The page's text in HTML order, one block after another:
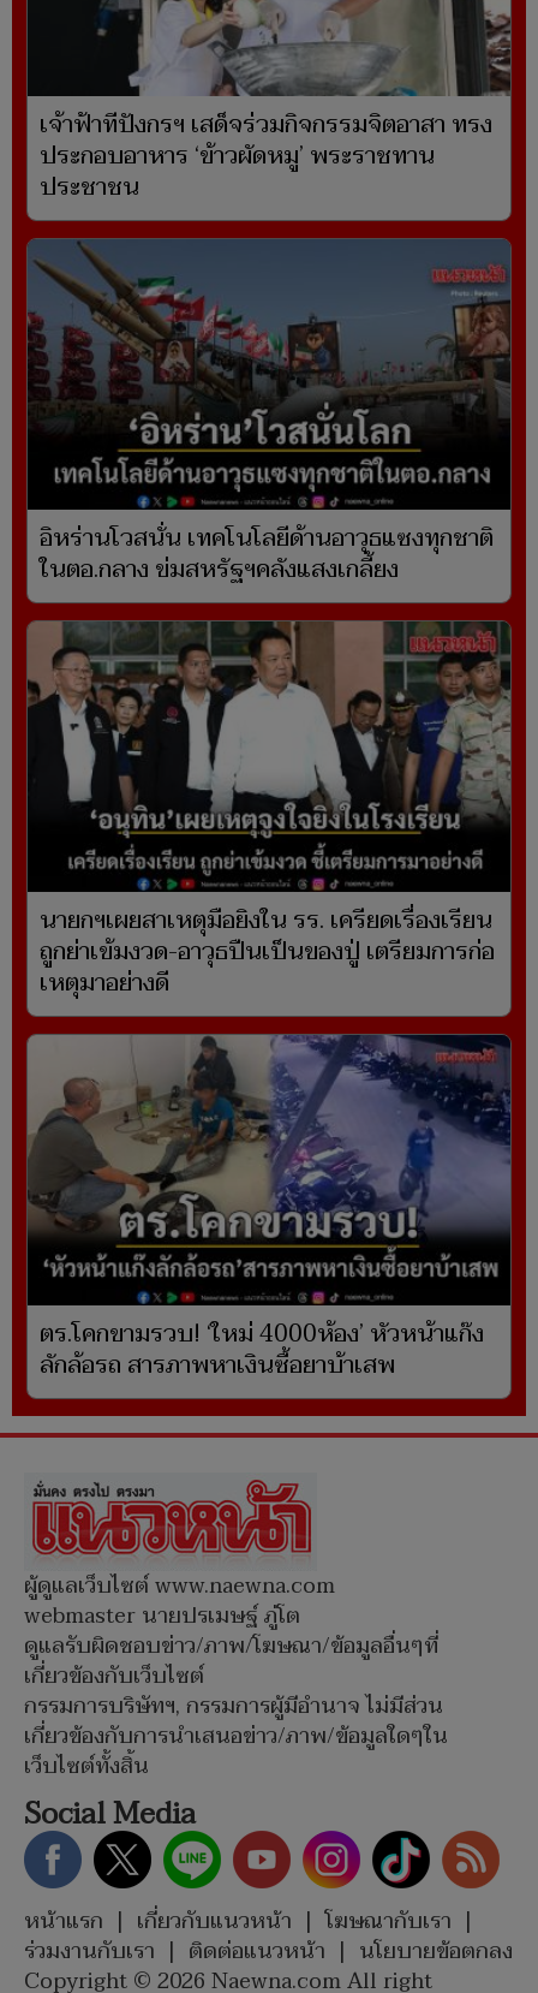
เจ้าฟ้าทีปังกรฯ เสด็จร่วมกิจกรรมจิตอาสา ทรง
ประกอบอาหาร ‘ข้าวผัดหมู’ พระราชทาน
ประชาชน
อิหร่านโวสนั่น เทคโนโลยีด้านอาวุธแซงทุกชาติ
ในตอ.กลาง ข่มสหรัฐฯคลังแสงเกลี้ยง
นายกฯเผยสาเหตุมือยิงใน รร. เครียดเรื่องเรียน
ถูกย่าเข้มงวด-อาวุธปืนเป็นของปู่ เตรียมการก่อ
เหตุมาอย่างดี
ตร.โคกขามรวบ! ‘ใหม่ 4000ห้อง’ หัวหน้าแก๊ง
ลักล้อรถ สารภาพหาเงินซื้อยาบ้าเสพ
ผู้ดูแลเว็บไซต์ www.naewna.com
webmaster นายปรเมษฐ์ ภู่โต
ดูแลรับผิดชอบข่าว/ภาพ/โฆษณา/ข้อมูลอื่นๆที่
เกี่ยวข้องกับเว็บไซต์
กรรมการบริษัทฯ, กรรมการผู้มีอำนาจ ไม่มีส่วน
เกี่ยวข้องกับการนำเสนอข่าว/ภาพ/ข้อมูลใดๆใน
เว็บไซต์ทั้งสิ้น
Social Media
หน้าแรก | เกี่ยวกับแนวหน้า | โฆษณากับเรา |
ร่วมงานกับเรา | ติดต่อแนวหน้า | นโยบายข้อตกลง
Copyright © 2026 Naewna.com All right